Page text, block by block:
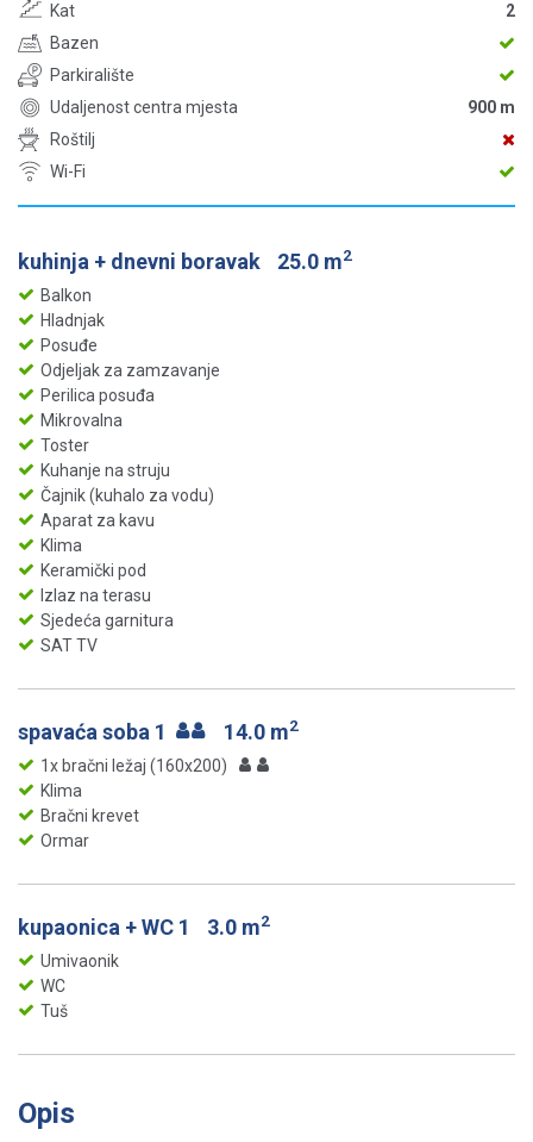
Kat
2
Bazen
Parkiralište
Udaljenost centra mjesta
900 m
Roštilj
Wi-Fi
kuhinja + dnevni boravak 25.0 m2
Balkon
Hladnjak
Posuđe
Odjeljak za zamzavanje
Perilica posuđa
Mikrovalna
Toster
Kuhanje na struju
Čajnik (kuhalo za vodu)
Aparat za kavu
Klima
Keramički pod
Izlaz na terasu
Sjedeća garnitura
SAT TV
spavaća soba 1 14.0 m2
1x bračni ležaj (160x200)
Klima
Bračni krevet
Ormar
kupaonica + WC 1 3.0 m2
Umivaonik
WC
Tuš
Opis